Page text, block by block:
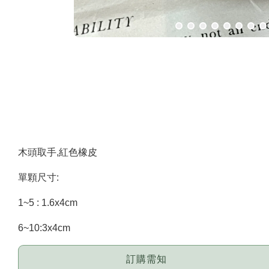
木頭取手,紅色橡皮
單顆尺寸:
1~5 : 1.6x4cm
6~10:3x4cm
訂購需知